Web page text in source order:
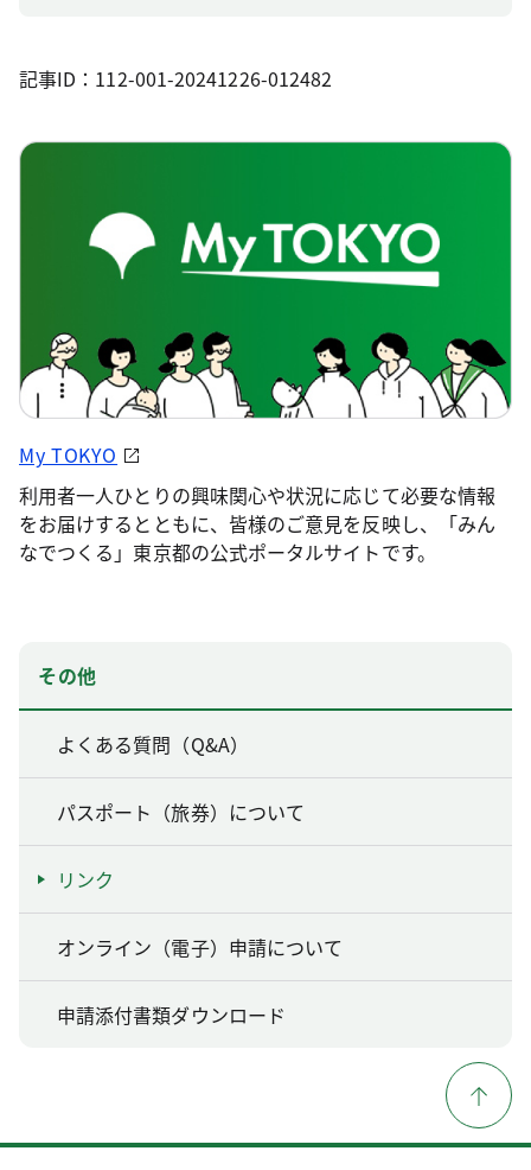
記事ID：112-001-20241226-012482
My TOKYO
利用者一人ひとりの興味関心や状況に応じて必要な情報
をお届けするとともに、皆様のご意見を反映し、「みん
なでつくる」東京都の公式ポータルサイトです。
その他
よくある質問（Q&A）
パスポート（旅券）について
リンク
オンライン（電子）申請について
申請添付書類ダウンロード